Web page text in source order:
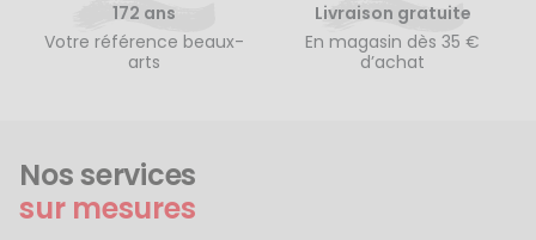
172 ans
Votre référence beaux-
arts
Livraison gratuite
En magasin dès 35 €
d’achat
Nos services
sur mesures